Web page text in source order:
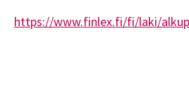
https://www.finlex.fi/fi/laki/